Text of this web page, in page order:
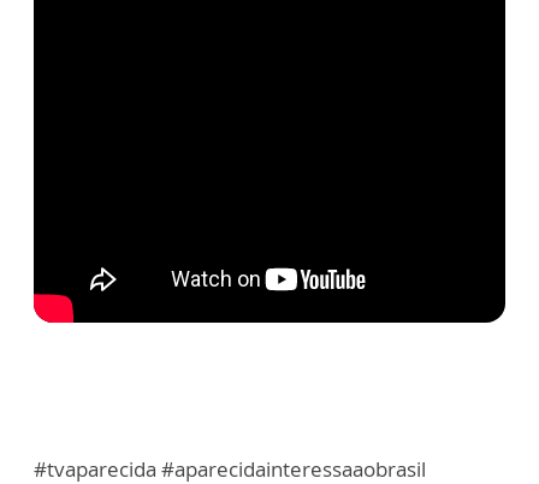
#tvaparecida #aparecidainteressaaobrasil